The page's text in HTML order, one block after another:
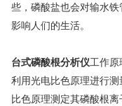
些，磷酸盐也会对输水
影响人们的生活。
台式磷酸根分析仪工作原
利用光电比色原理进行
比色原理测定其磷酸根